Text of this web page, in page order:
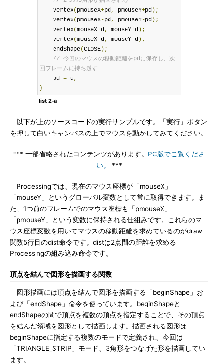
    vertex
( pmouseX+pd, pmouseY+pd);
    vertex
( pmouseX-pd, pmouseY-pd);
    vertex
(mouseX+d, mouseY+d);
    vertex
(mouseX-d, mouseY-d);
    endShape
(CLOSE);
// 今回のマウスの移動距離をpdに保存し、次
回フレームに持ち越す
    pd
= d;
}
list 2-a
以下が上のソースコードの実行サンプルです。「実行」ボタン
を押して白いキャンバスの上でマウスを動かしてみてください。
*** 一部省略されたコンテンツがあります。 PC版でご覧くださ
い。
***
Processingでは、現在のマウス座標が「mouseX」
「mouseY」というグローバル変数として常に取得できます。ま
た、1つ前のフレームでのマウス座標も「pmouseX」
「pmouseY」という変数に保持される仕組みです。これらのマ
ウス座標変数を用いてマウスの移動距離を求めているのがdraw
関数5行目のdist命令です。distは2点間の距離を求める
Processingの組み込み命令です。
頂点を結んで図形を描画する関数
図形描画には頂点を結んで図形を描画する「beginShape」お
よび「endShape」命令を使っています。beginShapeと
endShapeの間で頂点を複数の頂点を指定することで、その頂点
を結んだ領域を図形として描画します。描画される図形は
beginShapeに指定する複数のモードで定義され、今回は
「TRIANGLE_STRIP」モード、3角形をつなげた形を描画してい
ます。